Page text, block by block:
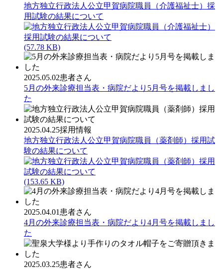
地方独立行政法人公立甲賀病院職員（介護福祉士）採
用試験の結果について
(57.78 KB)
2025.05.02患者さん
5月の外来診療担当表・病院だより5月号を掲載しまし
た
2025.04.25採用情報
地方独立行政法人公立甲賀病院職員（薬剤師）採用試
験の結果について
(153.65 KB)
2025.04.01 患者さん
4月の外来診療担当表・病院だより4月号を掲載しまし
た
2025.03.25患者さん